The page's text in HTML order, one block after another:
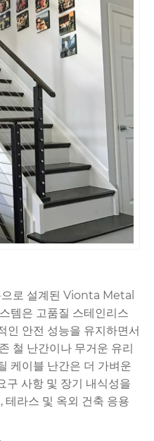
으로 설계된 Vionta Metal
템은 고품질 스테인리스
인 안전 성능을 유지하면서
철 난간이나 무거운 유리
케이블 난간은 더 가벼운
구 사항 및 장기 내식성을
테라스 및 옥외 건축 응용